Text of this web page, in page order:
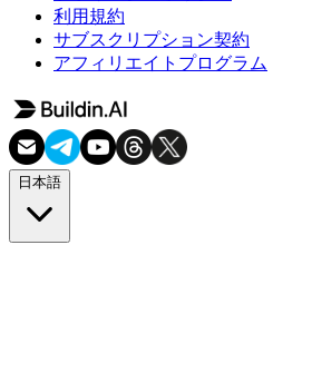
利用規約
サブスクリプション契約
アフィリエイトプログラム
日本語